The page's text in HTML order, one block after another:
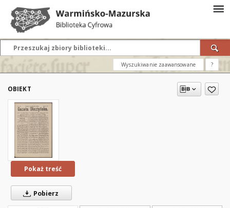
Wyszukiwanie zaawansowane ?
OBIEKT
Pokaż treść
Pobierz